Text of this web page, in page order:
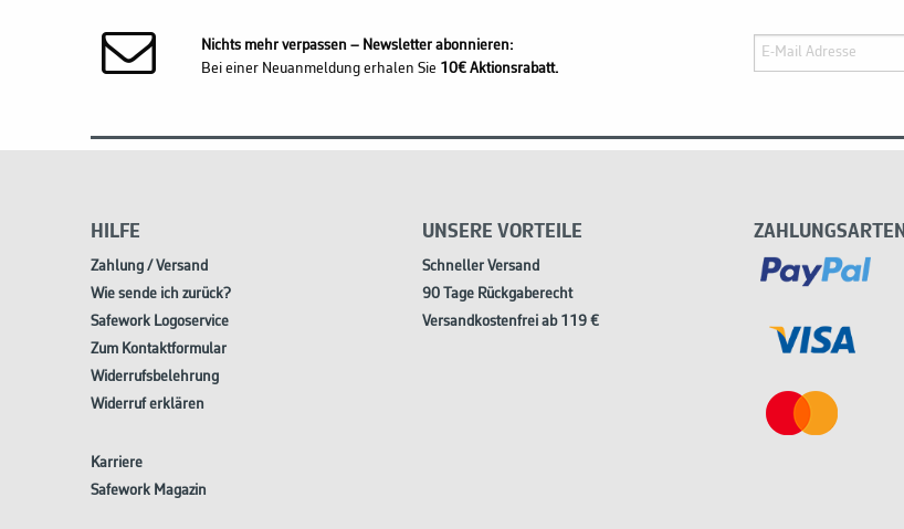
Nichts mehr verpassen – Newsletter abonnieren:
Bei einer Neuanmeldung erhalen Sie 10€ Aktionsrabatt.
HILFE
Zahlung / Versand
Wie sende ich zurück?
Safework Logoservice
Zum Kontaktformular
Widerrufsbelehrung
Widerruf erklären
Karriere
Safework Magazin
UNSERE VORTEILE
Schneller Versand
90 Tage Rückgaberecht
Versandkostenfrei ab 119 €
ZAHLUNGSARTEN